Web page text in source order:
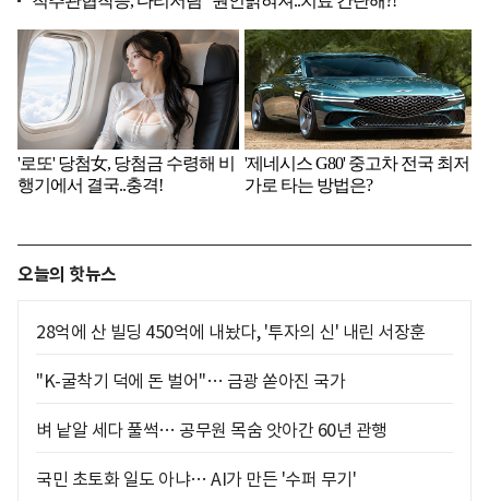
오늘의 핫뉴스
28억에 산 빌딩 450억에 내놨다, '투자의 신' 내린 서장훈
"K-굴착기 덕에 돈 벌어"… 금광 쏟아진 국가
벼 낱알 세다 풀썩… 공무원 목숨 앗아간 60년 관행
국민 초토화 일도 아냐… AI가 만든 '수퍼 무기'